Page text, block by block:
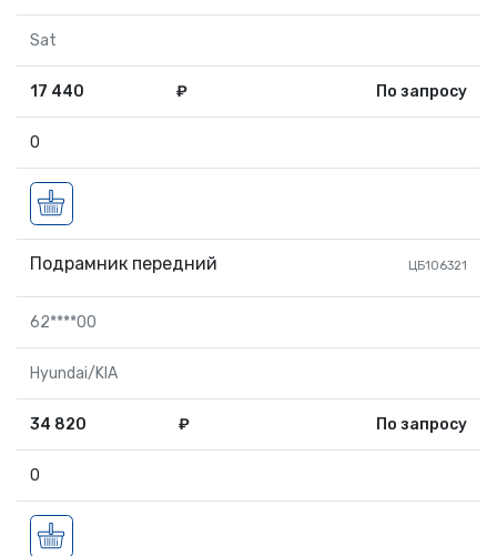
Sat
17 440 ₽ По запросу
0
Подрамник передний ЦБ106321
62****00
Hyundai/KIA
34 820 ₽ По запросу
0